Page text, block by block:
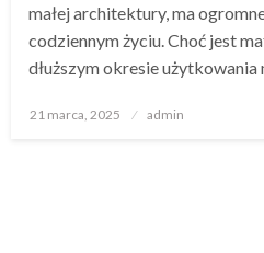
małej architektury, ma
codziennym życiu. Choć jest
dłuższym okresie użytkowania
Opublikowane
21 marca, 2025 admin